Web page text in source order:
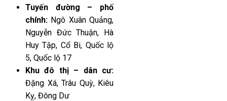
Tuyến đường – phố
chính: Ngô Xuân Quảng,
Nguyễn Đức Thuận, Hà
Huy Tập, Cổ Bi, Quốc lộ
5, Quốc lộ 17
Khu đô thị – dân cư:
Đặng Xá, Trâu Quỳ, Kiêu
Kỵ, Đông Dư